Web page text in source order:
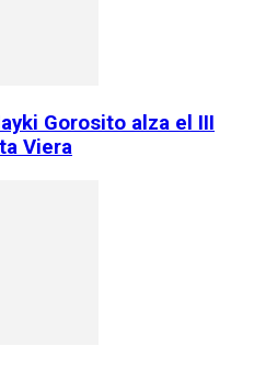
Gorosito alza el III
Viera